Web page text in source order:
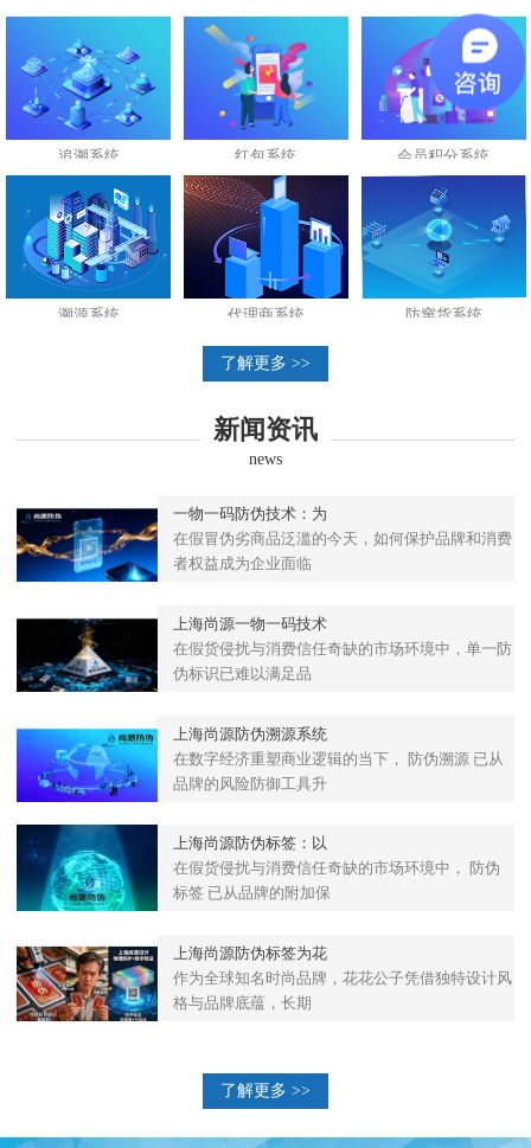
追溯系统 红包系统 会员积分系统
溯源系统 代理商系统 防窜货系统
了解更多 >>
新闻资讯
news
一物一码防伪技术：为
在假冒伪劣商品泛滥的今天，如何保护品牌和消费
者权益成为企业面临
上海尚源一物一码技术
在假货侵扰与消费信任奇缺的市场环境中，单一防
伪标识已难以满足品
上海尚源防伪溯源系统
在数字经济重塑商业逻辑的当下， 防伪溯源 已从
品牌的风险防御工具升
上海尚源防伪标签：以
在假货侵扰与消费信任奇缺的市场环境中， 防伪
标签 已从品牌的附加保
上海尚源防伪标签为花
作为全球知名时尚品牌，花花公子凭借独特设计风
格与品牌底蕴，长期
了解更多 >>